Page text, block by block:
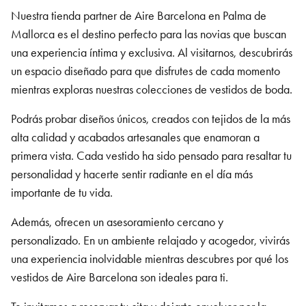
Nuestra tienda partner de Aire Barcelona en Palma de
Mallorcaes el destino perfecto para las novias que buscan
una experiencia íntima y exclusiva. Al visitarnos, descubrirás
un espacio diseñado para que disfrutes de cada momento
mientras exploras nuestras colecciones de vestidos de boda.
Podrás probar diseños únicos, creados con tejidos de la más
alta calidad y acabados artesanales que enamoran a
primera vista. Cada vestido ha sido pensado para resaltar tu
personalidad y hacerte sentir radiante en el día más
importante de tu vida.
Además, ofrecen un asesoramiento cercano y
personalizado. En un ambiente relajado y acogedor, vivirás
una experiencia inolvidable mientras descubres por qué los
vestidos de Aire Barcelona son ideales para ti.